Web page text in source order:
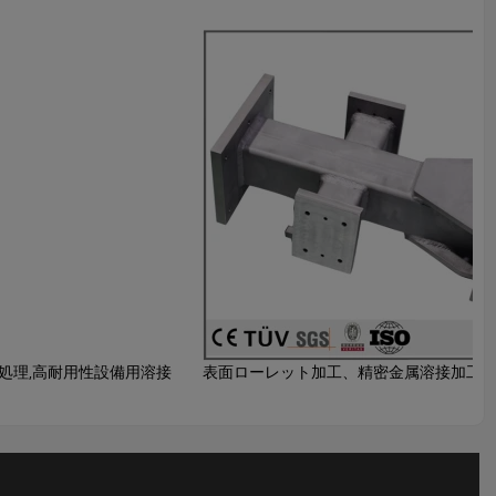
理,高耐用性設備用溶接
表面ローレット加工、精密金属溶接加工